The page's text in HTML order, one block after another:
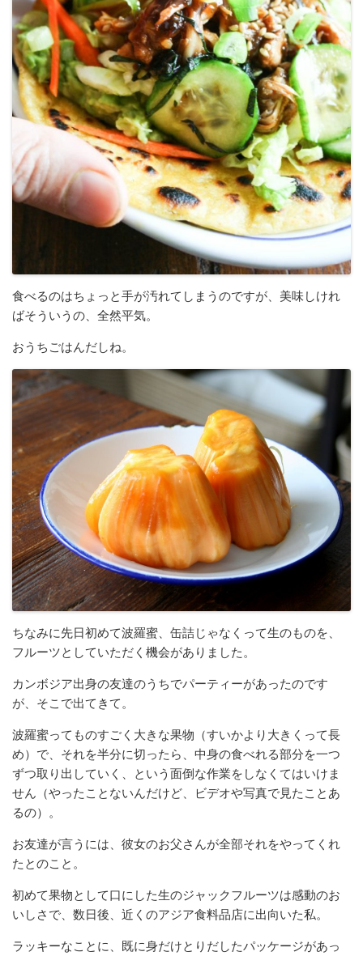
食べるのはちょっと手が汚れてしまうのですが、美味しけれ
ばそういうの、全然平気。
おうちごはんだしね。
ちなみに先日初めて波羅蜜、缶詰じゃなくって生のものを、
フルーツとしていただく機会がありました。
カンボジア出身の友達のうちでパーティーがあったのです
が、そこで出てきて。
波羅蜜ってものすごく大きな果物（すいかより大きくって長
め）で、それを半分に切ったら、中身の食べれる部分を一つ
ずつ取り出していく、という面倒な作業をしなくてはいけま
せん（やったことないんだけど、ビデオや写真で見たことあ
るの）。
お友達が言うには、彼女のお父さんが全部それをやってくれ
たとのこと。
初めて果物として口にした生のジャックフルーツは感動のお
いしさで、数日後、近くのアジア食料品店に出向いた私。
ラッキーなことに、既に身だけとりだしたパッケージがあっ